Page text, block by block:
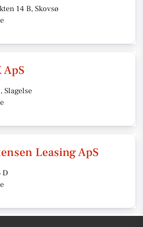
14 B, Skovsø
Slagelse
Leasing ApS
D